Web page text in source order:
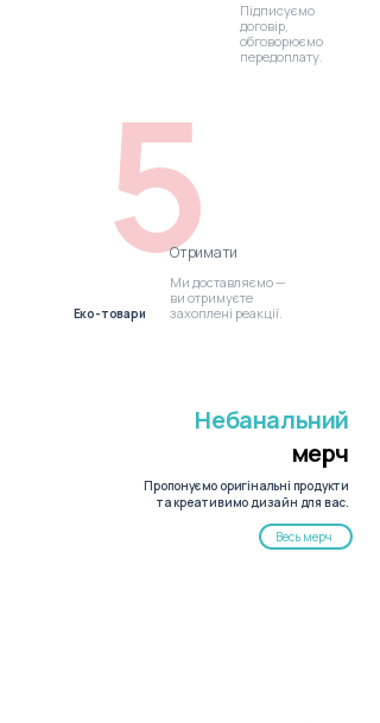
5
Отримати
Підписуємо
договір,
обговорюємо
передоплату.
Ми доставляємо —
ви отримуєте
захоплені реакції.
Еко-товари
Небанальний
мерч
Пропонуємо оригінальні продукти
та креативимо дизайн для вас.
Весь мерч